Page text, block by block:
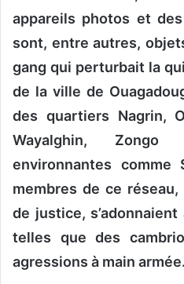
appareils photos et
sont, entre autres,
gang qui perturbait la
de la ville de
des quartiers Nagrin,
Wayalghin,
environnantes comme
membres de ce
de justice,
telles que des
agressions à main armée.